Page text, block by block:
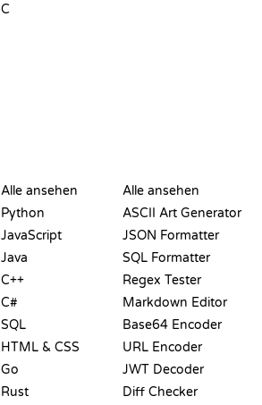
C
Alle ansehen
Python
JavaScript
Java
C++
C#
SQL
HTML & CSS
Go
Rust
Alle ansehen
ASCII Art Generator
JSON Formatter
SQL Formatter
Regex Tester
Markdown Editor
Base64 Encoder
URL Encoder
JWT Decoder
Diff Checker